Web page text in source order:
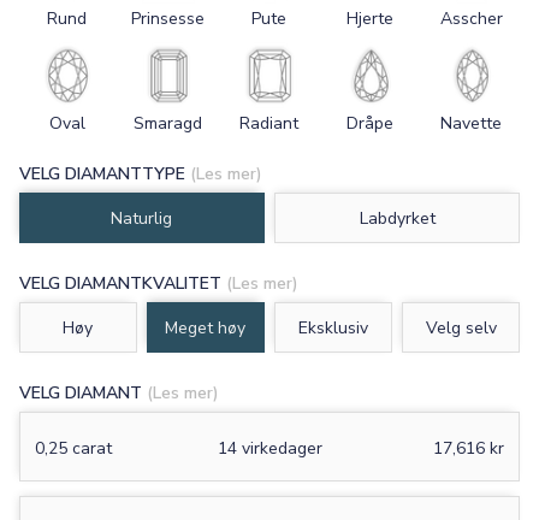
VELG DIAMANTTYPE (Les mer)
Naturlig
Labdyrket
VELG DIAMANTKVALITET (Les mer)
Høy
Meget høy Eksklusiv Velg selv
VELG DIAMANT (Les mer)
0,25 carat 17,616 kr
14 virkedager
Rund Prinsesse Pute Hjerte Asscher
Oval Smaragd Radiant Dråpe Navette